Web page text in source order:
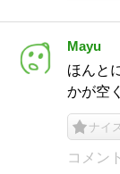
Mayu
ほんと
かが空
ナイ
コメン